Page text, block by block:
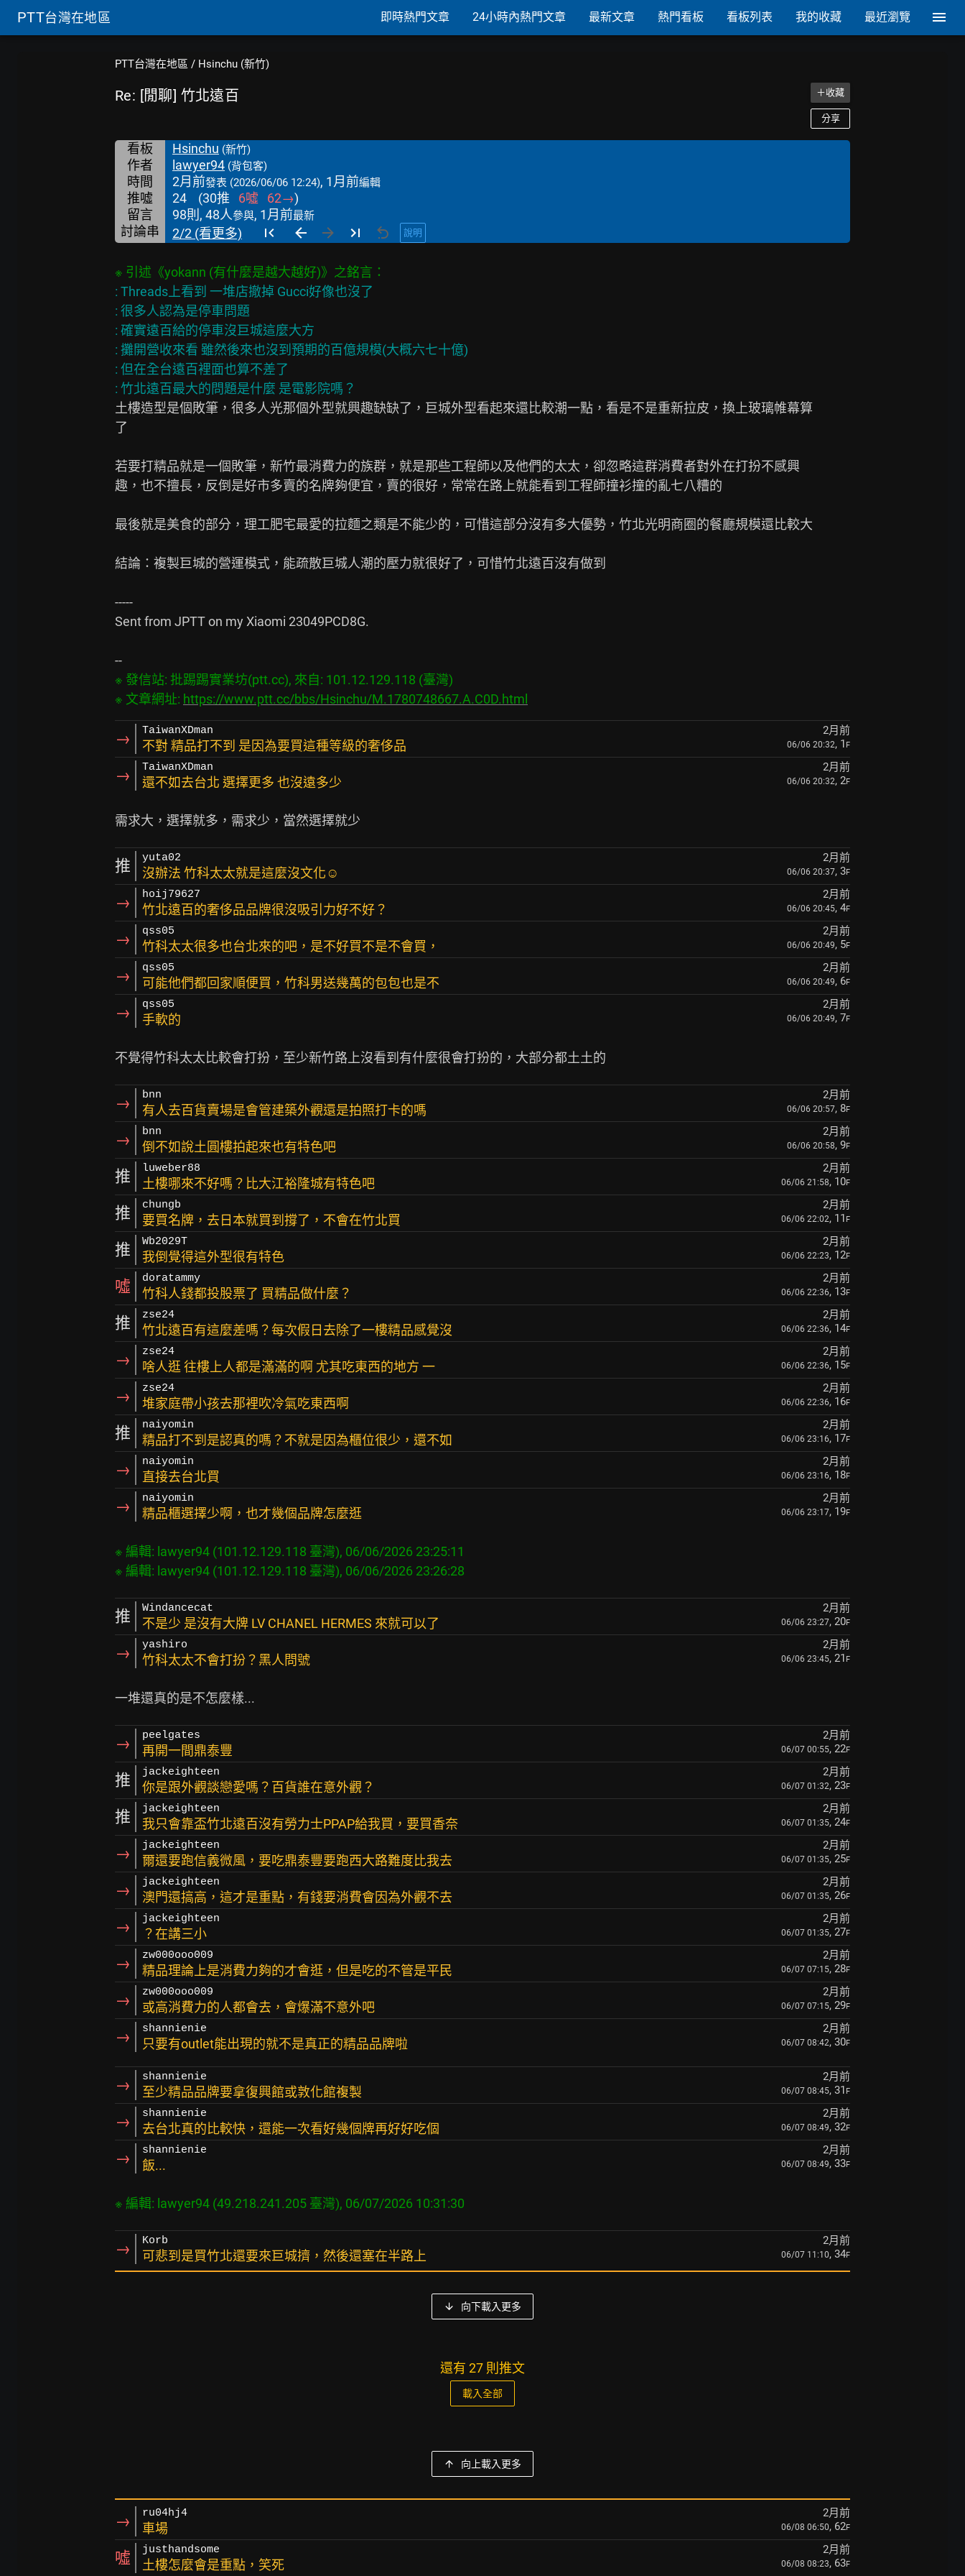
PTT台灣在地區 即時熱門文章 24小時內熱門文章 最新文章 熱門看板 看板列表 我的收藏 最近瀏覽
PTT台灣在地區 / Hsinchu (新竹)
Re: [閒聊] 竹北遠百 ＋收藏
分享
看板 Hsinchu (新竹)
作者 lawyer94 (背包客)
時間 2月前發表 (2026/06/06 12:24), 1月前編輯
推噓 24 (30推 6噓 62→)
留言
98則, 48人參與, 1月前最新
討論串 2/2 (看更多) 說明
: Threads上看到 一堆店撤掉 Gucci好像也沒了
: 很多人認為是停車問題
: 確實遠百給的停車沒巨城這麼大方
: 攤開營收來看 雖然後來也沒到預期的百億規模(大概六七十億)
: 但在全台遠百裡面也算不差了
土樓造型是個敗筆，很多人光那個外型就興趣缺缺了，巨城外型看起來還比較潮一點，看是不是重新拉皮，換上玻璃帷幕算
了
若要打精品就是一個敗筆，新竹最消費力的族群，就是那些工程師以及他們的太太，卻忽略這群消費者對外在打扮不感興
趣，也不擅長，反倒是好市多賣的名牌夠便宜，賣的很好，常常在路上就能看到工程師撞衫撞的亂七八糟的
最後就是美食的部分，理工肥宅最愛的拉麵之類是不能少的，可惜這部分沒有多大優勢，竹北光明商圈的餐廳規模還比較大
結論：複製巨城的營運模式，能疏散巨城人潮的壓力就很好了，可惜竹北遠百沒有做到
-----
Sent from JPTT on my Xiaomi 23049PCD8G.
※ 發信站: 批踢踢實業坊(ptt.cc), 來自: 101.12.129.118 (臺灣)
※ 文章網址: https://www.ptt.cc/bbs/Hsinchu/M.1780748667.A.C0D.html
→ TaiwanXDman 2月前
不對 精品打不到 是因為要買這種等級的奢侈品 06/06 20:32, 1 F
→ TaiwanXDman 2月前
還不如去台北 選擇更多 也沒遠多少 06/06 20:32, 2F
推 yuta02 2月前
沒辦法 竹科太太就是這麼沒文化☺ 06/06 20:37, 3F
→ hoij79627 2月前
竹北遠百的奢侈品品牌很沒吸引力好不好？ 06/06 20:45, 4F
→ qss05 2月前
竹科太太很多也台北來的吧，是不好買不是不會買， 06/06 20:49, 5F
→ qss05 2月前
可能他們都回家順便買，竹科男送幾萬的包包也是不 06/06 20:49, 6F
→ qss05 2月前
手軟的 06/06 20:49, 7F
→ bnn 2月前
有人去百貨賣場是會管建築外觀還是拍照打卡的嗎 06/06 20:57, 8F
→ bnn 2月前
倒不如說土圓樓拍起來也有特色吧 06/06 20:58, 9F
推 luweber88 2月前
土樓哪來不好嗎？比大江裕隆城有特色吧 06/06 21:58, 10F
推 chungb 2月前
要買名牌，去日本就買到撐了，不會在竹北買 06/06 22:02, 11 F
推 Wb2029T 2月前
我倒覺得這外型很有特色 06/06 22:23, 12F
噓 doratammy 2月前
竹科人錢都投股票了 買精品做什麼？ 06/06 22:36, 13F
推 zse24 2月前
竹北遠百有這麼差嗎？每次假日去除了一樓精品感覺沒 06/06 22:36, 14F
→ zse24 2月前
啥人逛 往樓上人都是滿滿的啊 尤其吃東西的地方 一 06/06 22:36, 15F
→ zse24 2月前
堆家庭帶小孩去那裡吹冷氣吃東西啊 06/06 22:36, 16F
推 naiyomin 2月前
精品打不到是認真的嗎？不就是因為櫃位很少，還不如 06/06 23:16, 17F
→ naiyomin 2月前
直接去台北買 06/06 23:16, 18F
→ naiyomin 2月前
精品櫃選擇少啊，也才幾個品牌怎麼逛 06/06 23:17, 19F
※ 編輯: lawyer94 (101.12.129.118 臺灣), 06/06/2026 23:25:11
推 Windancecat 2月前
不是少 是沒有大牌 LV CHANEL HERMES 來就可以了 06/06 23:27, 20F
→ yashiro 2月前
竹科太太不會打扮？黑人問號 06/06 23:45, 21 F
→ peelgates 2月前
再開一間鼎泰豐 06/07 00:55, 22F
推 jackeighteen 2月前
你是跟外觀談戀愛嗎？百貨誰在意外觀？ 06/07 01:32, 23F
推 jackeighteen 2月前
我只會靠盃竹北遠百沒有勞力士PPAP給我買，要買香奈 06/07 01:35, 24F
→ jackeighteen 2月前
爾還要跑信義微風，要吃鼎泰豐要跑西大路難度比我去 06/07 01:35, 25F
→ jackeighteen 2月前
澳門還搞高，這才是重點，有錢要消費會因為外觀不去 06/07 01:35, 26F
→ jackeighteen 2月前
？在講三小 06/07 01:35, 27F
→ zw000ooo009 2月前
精品理論上是消費力夠的才會逛，但是吃的不管是平民 06/07 07:15, 28F
→ zw000ooo009 2月前
或高消費力的人都會去，會爆滿不意外吧 06/07 07:15, 29F
→ shannienie 2月前
只要有outlet能出現的就不是真正的精品品牌啦 06/07 08:42, 30F
→ shannienie 2月前
至少精品品牌要拿復興館或敦化館複製 06/07 08:45, 31 F
→ shannienie 2月前
去台北真的比較快，還能一次看好幾個牌再好好吃個 06/07 08:49, 32F
→ shannienie 2月前
飯... 06/07 08:49, 33F
→ Korb 2月前
可悲到是買竹北還要來巨城擠，然後還塞在半路上 06/07 11:10, 34F
向下載入更多
還有 27 則推文
載入全部
向上載入更多
→ ru04hj4 2月前
車場 06/08 06:50, 62F
噓 justhandsome 2月前
土樓怎麼會是重點，笑死 06/08 08:23, 63F